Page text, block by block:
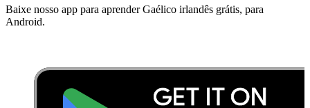
Baixe nosso app para aprender Gaélico irlandês grátis, para
Android.